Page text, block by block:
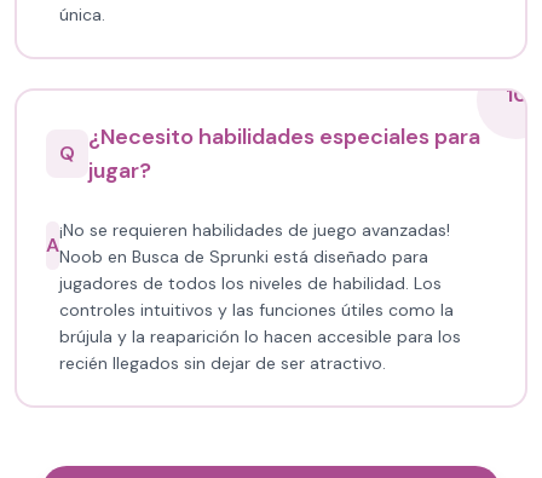
única.
10
Q
¿Necesito habilidades especiales para
jugar?
A
¡No se requieren habilidades de juego avanzadas!
Noob en Busca de Sprunki está diseñado para
jugadores de todos los niveles de habilidad. Los
controles intuitivos y las funciones útiles como la
brújula y la reaparición lo hacen accesible para los
recién llegados sin dejar de ser atractivo.